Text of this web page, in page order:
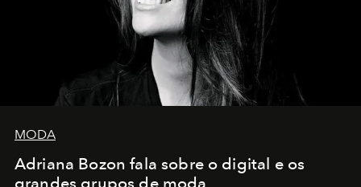
MODA
Adriana Bozon fala sobre o digital e os
grandes grupos de moda